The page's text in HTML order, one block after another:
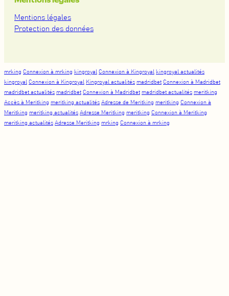
Mentions légales
Protection des données
mrking Connexion à mrking kingroyal Connexion à Kingroyal kingroyal actualités
kingroyal Connexion à Kingroyal Kingroyal actualités madridbet Connexion à Madridbet
madridbet actualités madridbet Connexion à Madridbet madridbet actualités meritking
Accès à Meritking meritking actualités Adresse de Meritking meritking Connexion à
Meritking meritking actualités Adresse Meritking meritking Connexion à Meritking
meritking actualités Adresse Meritking mrking Connexion à mrking